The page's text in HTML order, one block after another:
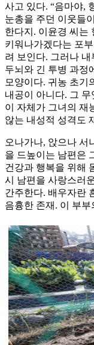
사고 있다. “음마야,
눈총을 주던 이웃들
한다지. 이윤경 씨는
키워나가겠다는 포
려 보인다. 그러나
두뇌와 긴 투병 과정
모양이다. 귀농 초기
내공이 아니다. 그
이 자체가 그녀의 재
않는 내성적 성격도
오나가나, 앉으나 서
을 드높이는 남편은
건강과 행복을 위해
시 남편을 사랑스러
간주한다. 배우자란
음흉한 존재. 이 부